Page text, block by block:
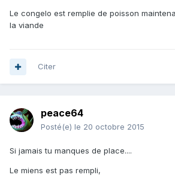
Le congelo est remplie de poisson
la viande
Citer
peace64
Posté(e) le 20 octobre 2015
Si jamais tu manques de place....
Le miens est pas rempli,